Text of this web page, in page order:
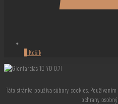
Košík
Táto stránka používa súbory cookies.
ochrany